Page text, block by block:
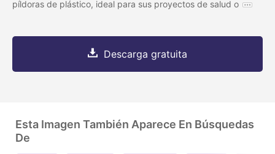
píldoras de plástico, ideal para sus proyectos de salud o
Descarga gratuita
Esta Imagen También Aparece En Búsquedas
De